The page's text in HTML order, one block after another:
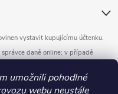
umožnili pohodlné
webu neustále
vystavit kupujícímu účtenku.
daně online; v případě